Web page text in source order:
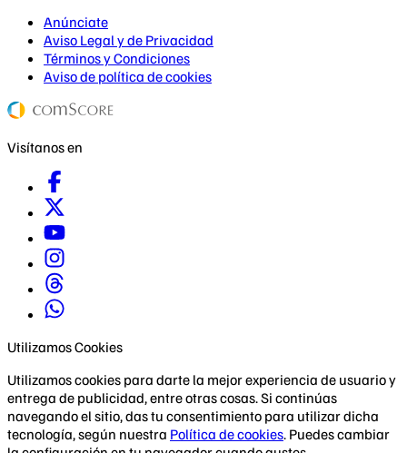
Anúnciate
Aviso Legal y de Privacidad
Términos y Condiciones
Aviso de política de cookies
Visítanos en
Utilizamos Cookies
Utilizamos cookies para darte la mejor experiencia de usuario y
entrega de publicidad, entre otras cosas. Si continúas
navegando el sitio, das tu consentimiento para utilizar dicha
tecnología, según nuestra Política de cookies. Puedes cambiar